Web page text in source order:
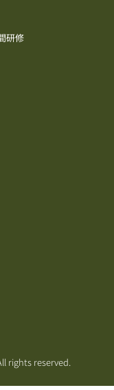
研修
rights reserved.